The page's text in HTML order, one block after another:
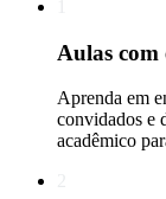
Aulas com
Aprenda em
convidados e
acadêmico